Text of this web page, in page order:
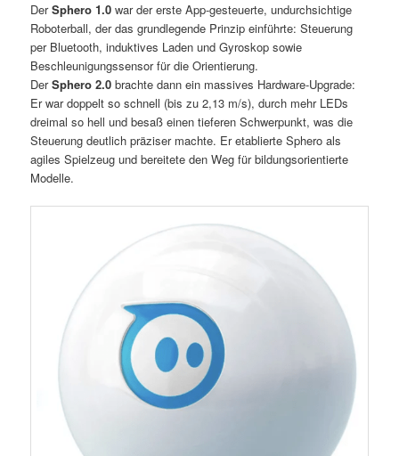
DerSphero 1.0 war der erste App-gesteuerte, undurchsichtige
Roboterball, der das grundlegende Prinzip einführte: Steuerung
per Bluetooth, induktives Laden und Gyroskop sowie
Beschleunigungssensor für die Orientierung.
DerSphero 2.0 brachte dann ein massives Hardware-Upgrade:
Er war doppelt so schnell (bis zu 2,13 m/s), durch mehr LEDs
dreimal so hell und besaß einen tieferen Schwerpunkt, was die
Steuerung deutlich präziser machte. Er etablierte Sphero als
agiles Spielzeug und bereitete den Weg für bildungsorientierte
Modelle.